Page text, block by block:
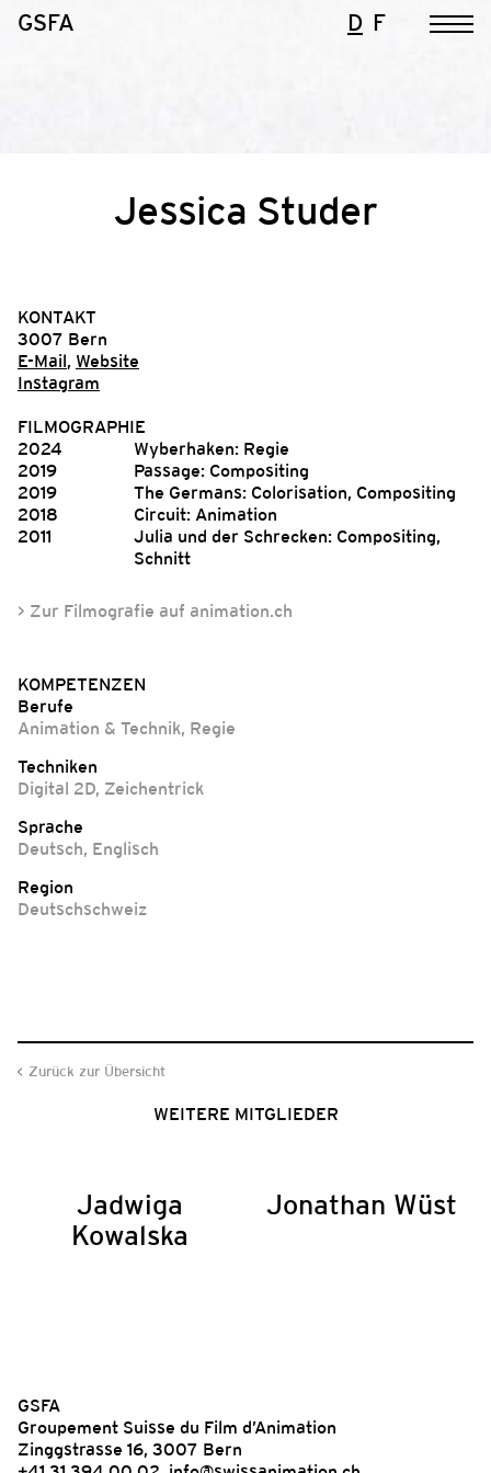
GSFA D F
Jessica Studer
KONTAKT
3007 Bern
E-Mail, Website
Instagram
FILMOGRAPHIE
2024
Wyberhaken: Regie
2019
Passage: Compositing
2019
The Germans: Colorisation, Compositing
2018
Circuit: Animation
2011
Julia und der Schrecken: Compositing,
Schnitt
> Zur Filmografie auf animation.ch
KOMPETENZEN
Berufe
Animation & Technik, Regie
Techniken
Digital 2D, Zeichentrick
Sprache
Deutsch, Englisch
Region
Deutschschweiz
Zurück zur Übersicht
WEITERE MITGLIEDER
Jadwiga
Kowalska
Jonathan Wüst
GSFA
Groupement Suisse du Film d’Animation
Zinggstrasse 16, 3007 Bern